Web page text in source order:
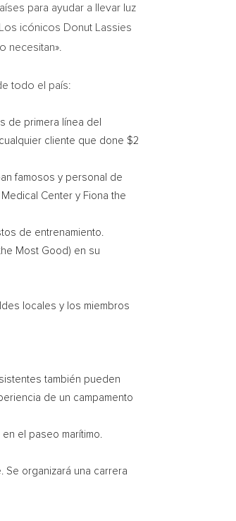
para ayudar a llevar luz
icónicos Donut Lassies
necesitan».
todo el país:
de primera línea del
cliente que done $2
famosos y personal de
Center y Fiona the
de entrenamiento.
Most Good) en su
locales y los miembros
también pueden
de un campamento
el paseo marítimo.
Se organizará una carrera